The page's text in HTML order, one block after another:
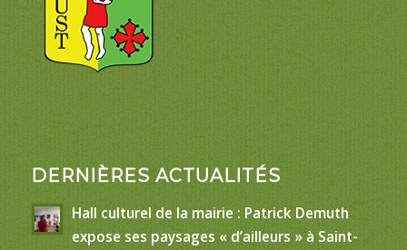
DERNIÈRES ACTUALITÉS
Hall culturel de la mairie : Patrick Demuth
expose ses paysages « d’ailleurs » à Saint-